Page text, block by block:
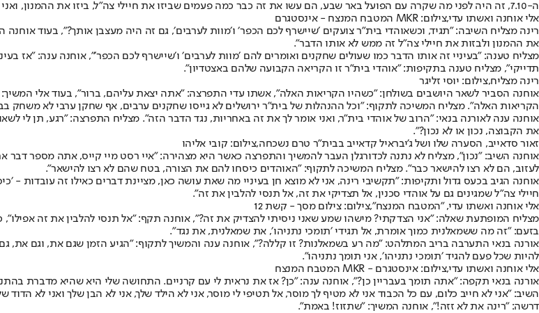
ה-7.10, זה היה לפני מה שקרה עם הפועל באר שבע, הם עשו את זה כבר כמה פעמים שביזו את חיילי צה״ל, ביזו את ההמנון, ואני לא יכול לסבול את זה״.
אלי אוחנה ואשתו עדי,צילום: MKR המטבח המנצח - אינסטגרם
רינה מצליח השיבה: ״תגיד, וכשאוהדי בית״ר צועקים ׳שיישרף לכם הכפר׳ ו׳מוות לערבים׳, גם זה היה מעצבן אותך?״, בעוד
את ההמנון ולבזות את חיילי צה״ל זה ממש לא אותו הדבר״.
מצליח טענה: ״בעיניי זה אותו הדבר כמו שעולים שחקנים ואומרים להם ׳מוות לערבים׳ ו׳שיישרף לכם הכפר׳״, אוחנה ענה: ״אז
תדייקי״, מצליח טענה בתקיפות: ״אוהדי בית״ר זו הקריאה הקבועה שלהם באצטדיון״.
רינה מצליח,צילום: יוסי זליגר
אוחנה הסביר לשאר היושבים בשולחן: ״כשהיו הקריאות האלה״, אשתו עדי התפרצה: ״אתה יצאת עליהם, ברור״, בעוד אלי
הקריאות האלה״. מצליח המשיכה לתקוף: ״וכל ההנהלות של בית״ר ירושלים לא גייסו שחקנים ערבים, אף שחקן ערבי לא משחק
אוחנה ענה לאורנה בנאי: ״הרוב של אוהדי בית״ר, ואני אומר לך את זה באחריות, נגד הדבר הזה״. מצליח התפרצה: ״רגע, תן לי
את הקבוצה, נכון או לא נכון?״.
זאור סדאייב, הסערה שלו ושל ג'יבראיל קדאייב בבית"ר טרם נשכחה,צילום: קובי אליהו
אוחנה השיב: ״נכון״, מצליח לא נתנה לכדורגלן העבר להמשיך והתפרצה כאשר היא מצהירה: ״איי רסט מיי קייס, אתה מספר
לעזוב, הם לא רצו להישאר כבר״. מצליח המשיכה לתקוף: ״האוהדים כיסחו להם את הצורה, בטח שהם לא רצו להישאר״.
אוחנה הגיב בכעס גדול ותקיפות: ״תקשיבי רינה, אני לא מוצא חן בעיניי מה שאת עושה כאן, מציינת דברים כאילו זה
חיילי צה״ל שמגינים גם על אוהדי סכנין, אל תצדיקי את זה, אל תנסי להלבין את זה״.
אלי אוחנה ואשתו עדי, "המטבח המנצח",צילום: צילום מסך - קשת 12
מצליח המופתעת שאלה: ״אני הצדקתי? מישהו שמע שאני ניסיתי להצדיק את זה?״, אוחנה תקף: ״אל תנסי להלבין את זה
בזעם: ״זה מה ששמאלנית כמוך אומרת, אל תגידי ׳תומכי נתניהו׳, את שמאלנית, את נגד״.
אורנה בנאי התערבה בריב המתלהט: ״מה רע בשמאלנות? זו קללה?״, אוחנה ענה והמשיך לתקוף: ״הגיע הזמן שגם את, וגם את,
להיות שכל פעם להגיד ׳תומכי נתניהו׳, אני תומך נתניהו״.
אלי אוחנה ואשתו עדי,צילום: אינסטגרם - MKR המטבח המנצח
אורנה בנאי תקפה: ״אתה תומך בעבריין כן?״, אוחנה ענה: ״כן? אז את נראית לי עם קרניים. התחושה שלי היא שהיא מדברת
השיב: ״אני לא חייב כלום, עם כל הכבוד אני לא מטיף לך מוסר, אל תטיפי לי מוסר, אני לא הילד שלך, אני לא הבן שלך ואני לא
דרשה: ״רינה את לא זזה!״, אוחנה המשיך: ״שתזוז! באמת״.